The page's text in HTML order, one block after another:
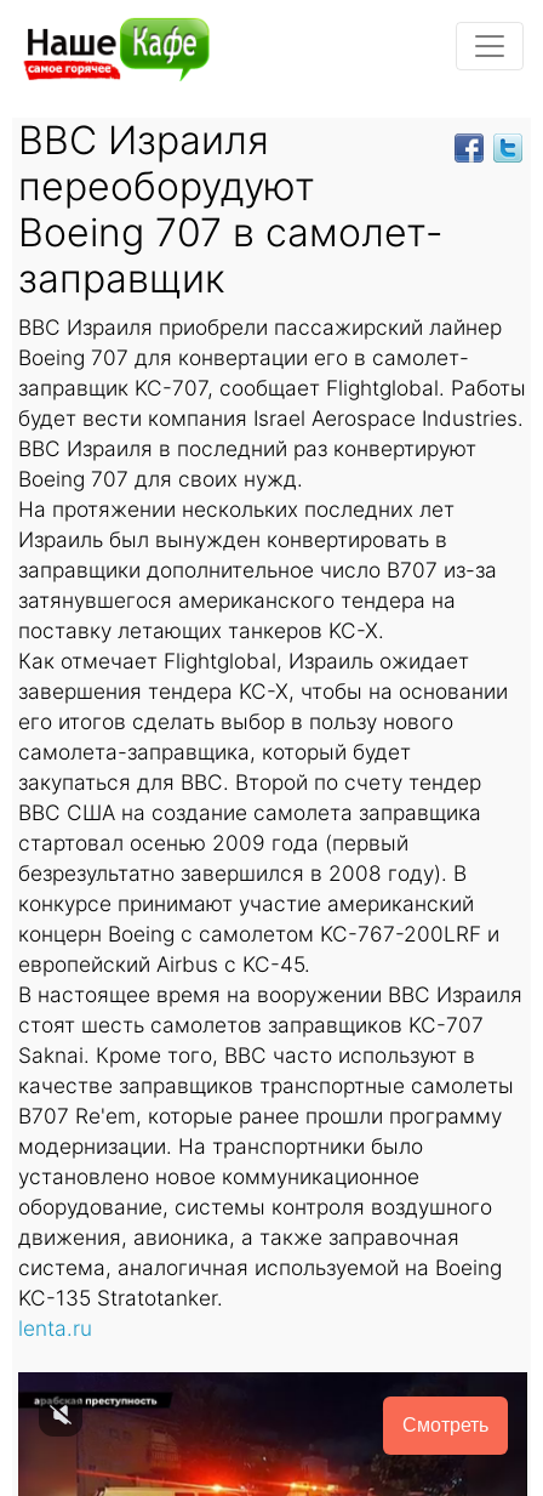
ВВС Израиля
переоборудуют
Boeing 707 в самолет-
заправщик
ВВС Израиля приобрели пассажирский лайнер
Boeing 707 для конвертации его в самолет-
заправщик KC-707, сообщает Flightglobal. Работы
будет вести компания Israel Aerospace Industries.
ВВС Израиля в последний раз конвертируют
Boeing 707 для своих нужд.
На протяжении нескольких последних лет
Израиль был вынужден конвертировать в
заправщики дополнительное число B707 из-за
затянувшегося американского тендера на
поставку летающих танкеров KC-X.
Как отмечает Flightglobal, Израиль ожидает
завершения тендера KC-X, чтобы на основании
его итогов сделать выбор в пользу нового
самолета-заправщика, который будет
закупаться для ВВС. Второй по счету тендер
ВВС США на создание самолета заправщика
стартовал осенью 2009 года (первый
безрезультатно завершился в 2008 году). В
конкурсе принимают участие американский
концерн Boeing с самолетом KC-767-200LRF и
европейский Airbus с KC-45.
В настоящее время на вооружении ВВС Израиля
стоят шесть самолетов заправщиков KC-707
Saknai. Кроме того, ВВС часто используют в
качестве заправщиков транспортные самолеты
B707 Re'em, которые ранее прошли программу
модернизации. На транспортники было
установлено новое коммуникационное
оборудование, системы контроля воздушного
движения, авионика, а также заправочная
система, аналогичная используемой на Boeing
KC-135 Stratotanker.
lenta.ru
Смотреть